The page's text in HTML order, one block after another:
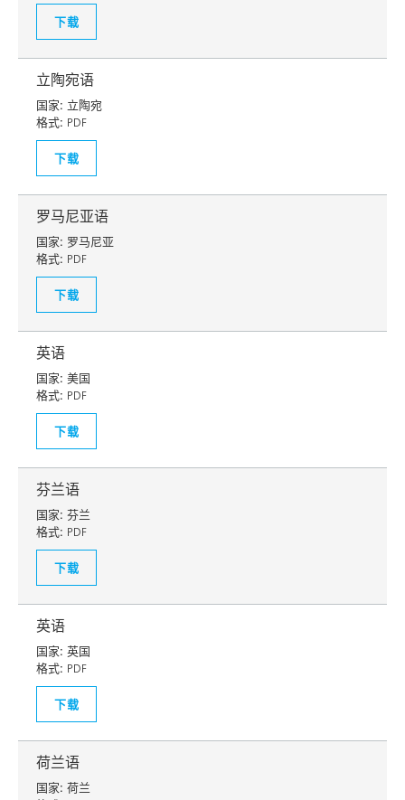
下载
立陶宛语
国家: 立陶宛
格式: PDF
下载
罗马尼亚语
国家: 罗马尼亚
格式: PDF
下载
英语
国家: 美国
格式: PDF
下载
芬兰语
国家: 芬兰
格式: PDF
下载
英语
国家: 英国
格式: PDF
下载
荷兰语
国家: 荷兰